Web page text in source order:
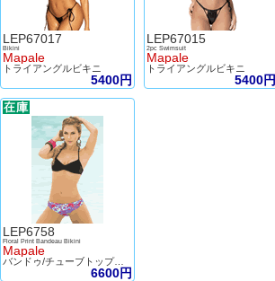
LEP67017
Bikini
Mapale
トライアングルビキニ
5400円
LEP67015
2pc Swimsuit
Mapale
トライアングルビキニ
5400円
LEP6758
Floral Print Bandeau Bikini
Mapale
バンドゥ/チューブトップビキニ
6600円